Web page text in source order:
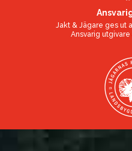
Jakt & Jägare ges ut
Ansvarig utgivare